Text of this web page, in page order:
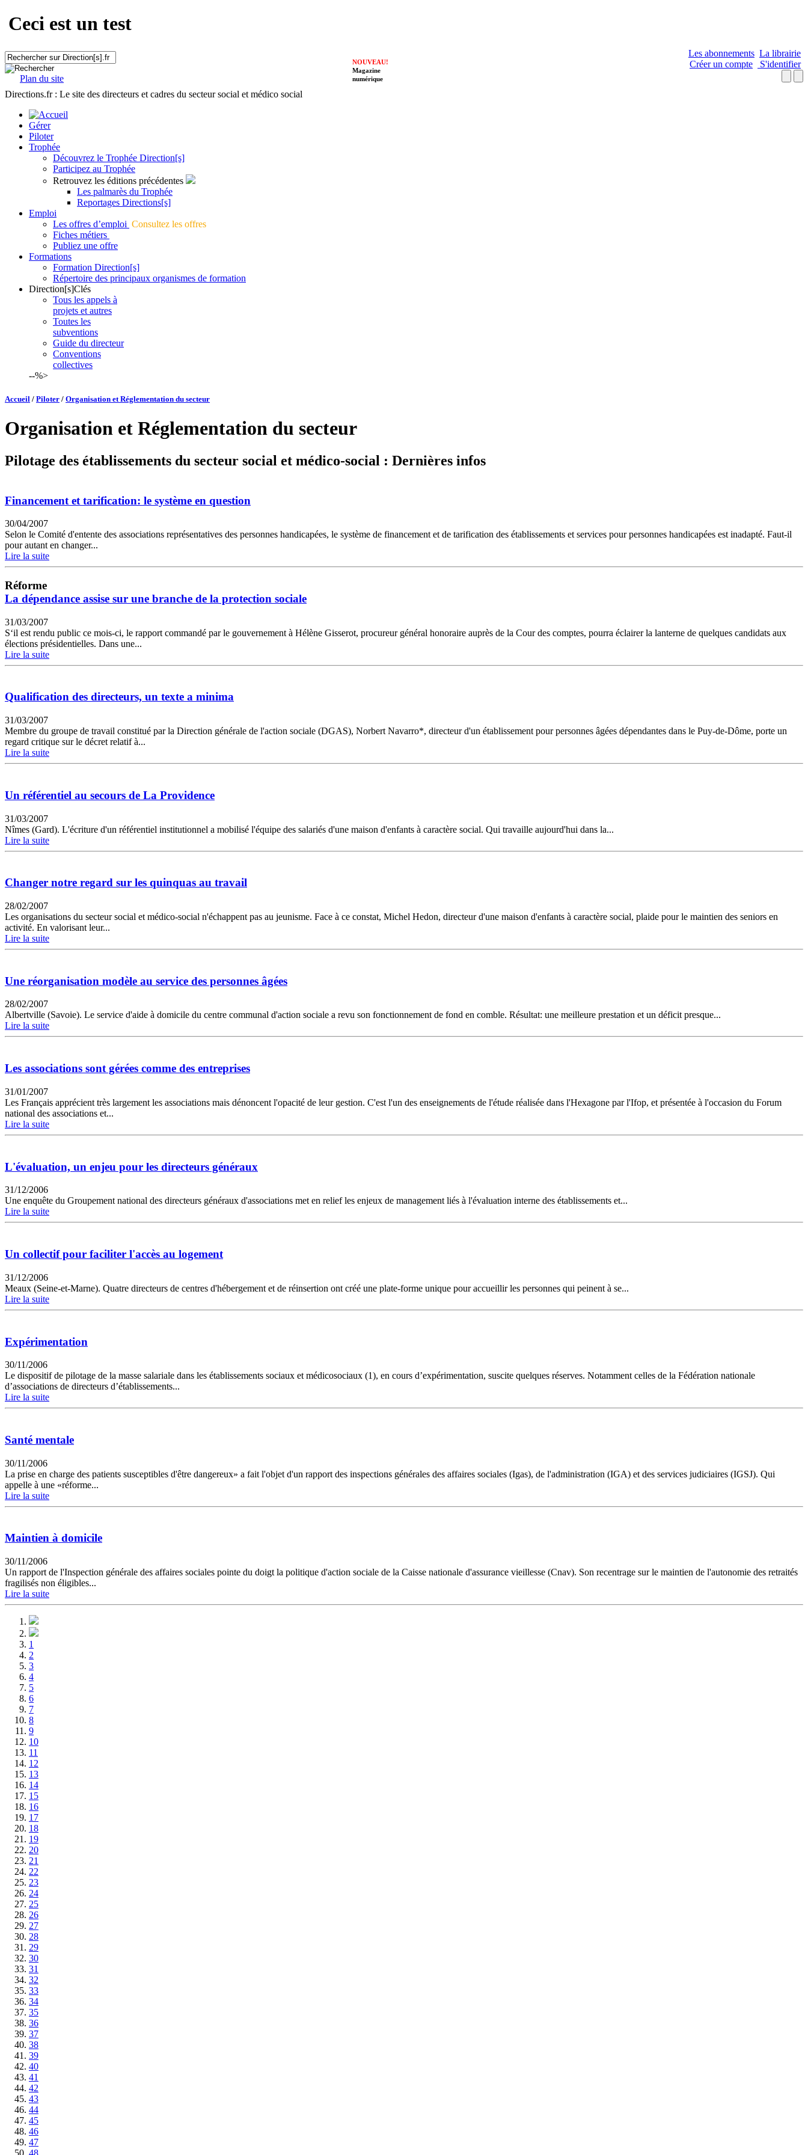
Ceci est un test
Plan du site
Les abonnements La librairie
Créer un compte
S'identifier
NOUVEAU!
Magazine
numérique
Directions.fr : Le site des directeurs et cadres du secteur social et médico social
Gérer
Piloter
Trophée
Découvrez le Trophée Direction[s]
Participez au Trophée
Retrouvez les éditions précédentes
Les palmarès du Trophée
Reportages Directions[s]
Emploi
Les offres d’emploi Consultez les offres
Fiches métiers
Publiez une offre
Formations
Formation Direction[s]
Répertoire des principaux organismes de formation
Direction[s]Clés
Tous les appels à
projets et autres
Toutes les
subventions
Guide du directeur
Conventions
collectives
--%>
Accueil / Piloter / Organisation et Réglementation du secteur
Organisation et Réglementation du secteur
Pilotage des établissements du secteur social et médico-social : Dernières infos
Financement et tarification: le système en question
30/04/2007
Selon le Comité d'entente des associations représentatives des personnes handicapées, le système de financement et de tarification des établissements et services pour personnes handicapées est inadapté. Faut-il
pour autant en changer...
Lire la suite
Réforme
La dépendance assise sur une branche de la protection sociale
31/03/2007
S‘il est rendu public ce mois-ci, le rapport commandé par le gouvernement à Hélène Gisserot, procureur général honoraire auprès de la Cour des comptes, pourra éclairer la lanterne de quelques candidats aux
élections présidentielles. Dans une...
Lire la suite
Qualification des directeurs, un texte a minima
31/03/2007
Membre du groupe de travail constitué par la Direction générale de l'action sociale (DGAS), Norbert Navarro*, directeur d'un établissement pour personnes âgées dépendantes dans le Puy-de-Dôme, porte un
regard critique sur le décret relatif à...
Lire la suite
Un référentiel au secours de La Providence
31/03/2007
Nîmes (Gard). L'écriture d'un référentiel institutionnel a mobilisé l'équipe des salariés d'une maison d'enfants à caractère social. Qui travaille aujourd'hui dans la...
Lire la suite
Changer notre regard sur les quinquas au travail
28/02/2007
Les organisations du secteur social et médico-social n'échappent pas au jeunisme. Face à ce constat, Michel Hedon, directeur d'une maison d'enfants à caractère social, plaide pour le maintien des seniors en
activité. En valorisant leur...
Lire la suite
Une réorganisation modèle au service des personnes âgées
28/02/2007
Albertville (Savoie). Le service d'aide à domicile du centre communal d'action sociale a revu son fonctionnement de fond en comble. Résultat: une meilleure prestation et un déficit presque...
Lire la suite
Les associations sont gérées comme des entreprises
31/01/2007
Les Français apprécient très largement les associations mais dénoncent l'opacité de leur gestion. C'est l'un des enseignements de l'étude réalisée dans l'Hexagone par l'Ifop, et présentée à l'occasion du Forum
national des associations et...
Lire la suite
L'évaluation, un enjeu pour les directeurs généraux
31/12/2006
Une enquête du Groupement national des directeurs généraux d'associations met en relief les enjeux de management liés à l'évaluation interne des établissements et...
Lire la suite
Un collectif pour faciliter l'accès au logement
31/12/2006
Meaux (Seine-et-Marne). Quatre directeurs de centres d'hébergement et de réinsertion ont créé une plate-forme unique pour accueillir les personnes qui peinent à se...
Lire la suite
Expérimentation
30/11/2006
Le dispositif de pilotage de la masse salariale dans les établissements sociaux et médicosociaux (1), en cours d’expérimentation, suscite quelques réserves. Notamment celles de la Fédération nationale
d’associations de directeurs d’établissements...
Lire la suite
Santé mentale
30/11/2006
La prise en charge des patients susceptibles d'être dangereux» a fait l'objet d'un rapport des inspections générales des affaires sociales (Igas), de l'administration (IGA) et des services judiciaires (IGSJ). Qui
appelle à une «réforme...
Lire la suite
Maintien à domicile
30/11/2006
Un rapport de l'Inspection générale des affaires sociales pointe du doigt la politique d'action sociale de la Caisse nationale d'assurance vieillesse (Cnav). Son recentrage sur le maintien de l'autonomie des retraités
fragilisés non éligibles...
Lire la suite
1
2
3
4
5
6
7
8
9
10
11
12
13
14
15
16
17
18
19
20
21
22
23
24
25
26
27
28
29
30
31
32
33
34
35
36
37
38
39
40
41
42
43
44
45
46
47
48